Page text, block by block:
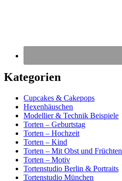
Kategorien
Cupcakes & Cakepops
Hexenhäuschen
Modellier & Technik Beispiele
Torten – Geburtstag
Torten – Hochzeit
Torten – Kind
Torten – Mit Obst und Früchten
Torten – Motiv
Tortenstudio Berlin & Portraits
Tortenstudio München